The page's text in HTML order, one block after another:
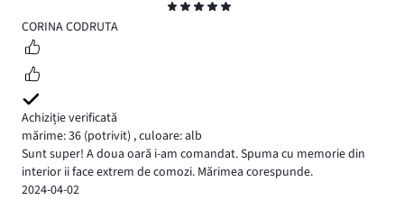
5
CORINA CODRUTA
Achiziție verificată
mărime: 36 (potrivit) ,culoare: alb
Sunt super! A doua oară i-am comandat. Spuma cu memorie din
interior ii face extrem de comozi. Mărimea corespunde.
2024-04-02